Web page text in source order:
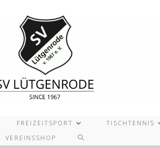
FREIZEITSPORT TISCHTENNIS
VEREINSSHOP
WEBSITE-